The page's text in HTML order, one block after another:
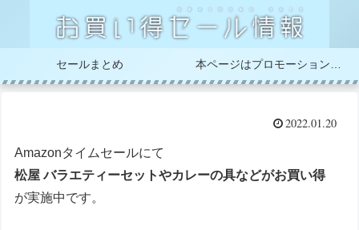
セールまとめ
2022.01.20
Amazonタイムセールにて
松屋 バラエティーセットやカレーの具などがお買い得
が実施中です。